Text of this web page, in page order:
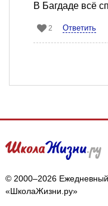
В Багдаде всё
2 Ответить
© 2000–2026
«ШколаЖизни.ру»